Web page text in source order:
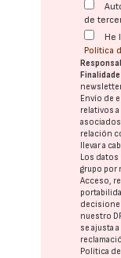
de
He
Política
Envío de
relativos
relación
llevar a
Los datos
grupo por
Acceso,
nuestro
se ajusta
Política